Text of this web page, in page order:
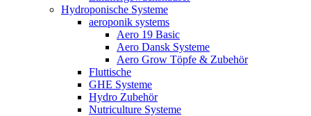
Hydroponische Systeme
aeroponik systems
Aero 19 Basic
Aero Dansk Systeme
Aero Grow Töpfe & Zubehör
Fluttische
GHE Systeme
Hydro Zubehör
Nutriculture Systeme